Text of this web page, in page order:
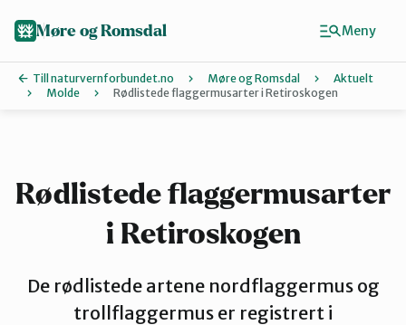
Aure
Kristiansund og Averøy
Møre og Romsdal
Till naturvernforbundet.no Møre og Romsdal
Aktuelt
Molde
Rødlistede flaggermusarter i Retiroskogen
Rødlistede flaggermusarter
i Retiroskogen
De rødlistede artene nordflaggermus og
trollflaggermus er registrert i